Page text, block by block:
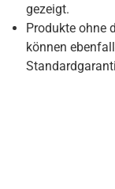
gezeigt.
Produkte ohne
können